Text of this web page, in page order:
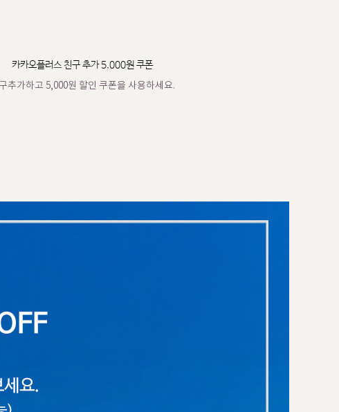
카카오플러스 친구 추가 5,000원 쿠폰
추가하고 5,000원 할인 쿠폰을 사용하세요.